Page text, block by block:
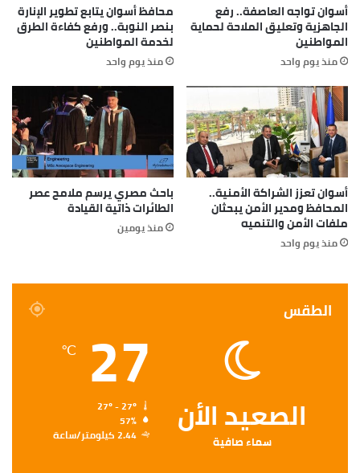
أسوان تواجه العاصفة.. رفع
الجاهزية وتعليق الملاحة لحماية
المواطنين
منذ يوم واحد
محافظ أسوان يتابع تطوير الإنارة
بنصر النوبة.. ورفع كفاءة الطرق
لخدمة المواطنين
منذ يوم واحد
أسوان تعزز الشراكة الأمنية..
المحافظ ومدير الأمن يبحثان
ملفات الأمن والتنميه
منذ يوم واحد
باحث مصري يرسم ملامح عصر
الطائرات ذاتية القيادة
منذ يومين
الطقس
الصعيد الأن
سماء صافية
27
℃
57%
2.44 كيلومتر/ساعة